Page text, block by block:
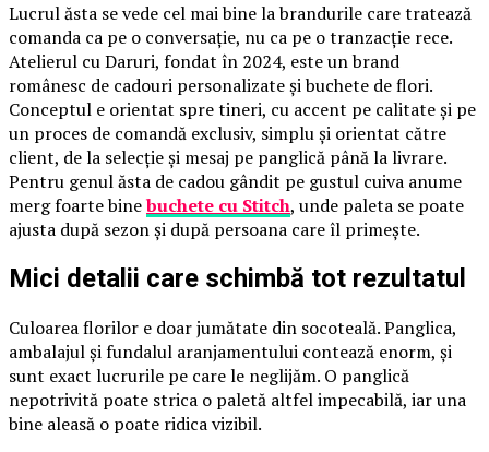
Lucrul ăsta se vede cel mai bine la brandurile care tratează
comanda ca pe o conversație, nu ca pe o tranzacție rece.
Atelierul cu Daruri, fondat în 2024, este un brand
românesc de cadouri personalizate și buchete de flori.
Conceptul e orientat spre tineri, cu accent pe calitate și pe
un proces de comandă exclusiv, simplu și orientat către
client, de la selecție și mesaj pe panglică până la livrare.
Pentru genul ăsta de cadou gândit pe gustul cuiva anume
merg foarte binebuchete cu Stitch, unde paleta se poate
ajusta după sezon și după persoana care îl primește.
Mici detalii care schimbă tot rezultatul
Culoarea florilor e doar jumătate din socoteală. Panglica,
ambalajul și fundalul aranjamentului contează enorm, și
sunt exact lucrurile pe care le neglijăm. O panglică
nepotrivită poate strica o paletă altfel impecabilă, iar una
bine aleasă o poate ridica vizibil.